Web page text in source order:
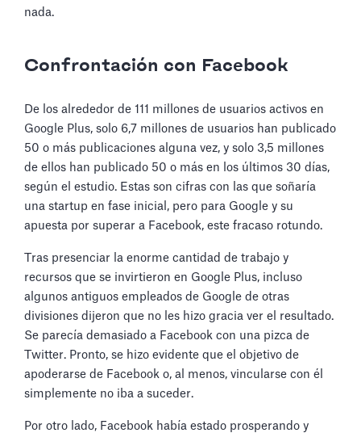
nada.
Confrontación con Facebook
De los alrededor de 111 millones de usuarios activos en
Google Plus, solo 6,7 millones de usuarios han publicado
50 o más publicaciones alguna vez, y solo 3,5 millones
de ellos han publicado 50 o más en los últimos 30 días,
según el estudio. Estas son cifras con las que soñaría
una startup en fase inicial, pero para Google y su
apuesta por superar a Facebook, este fracaso rotundo.
Tras presenciar la enorme cantidad de trabajo y
recursos que se invirtieron en Google Plus, incluso
algunos antiguos empleados de Google de otras
divisiones dijeron que no les hizo gracia ver el resultado.
Se parecía demasiado a Facebook con una pizca de
Twitter. Pronto, se hizo evidente que el objetivo de
apoderarse de Facebook o, al menos, vincularse con él
simplemente no iba a suceder.
Por otro lado, Facebook había estado prosperando y